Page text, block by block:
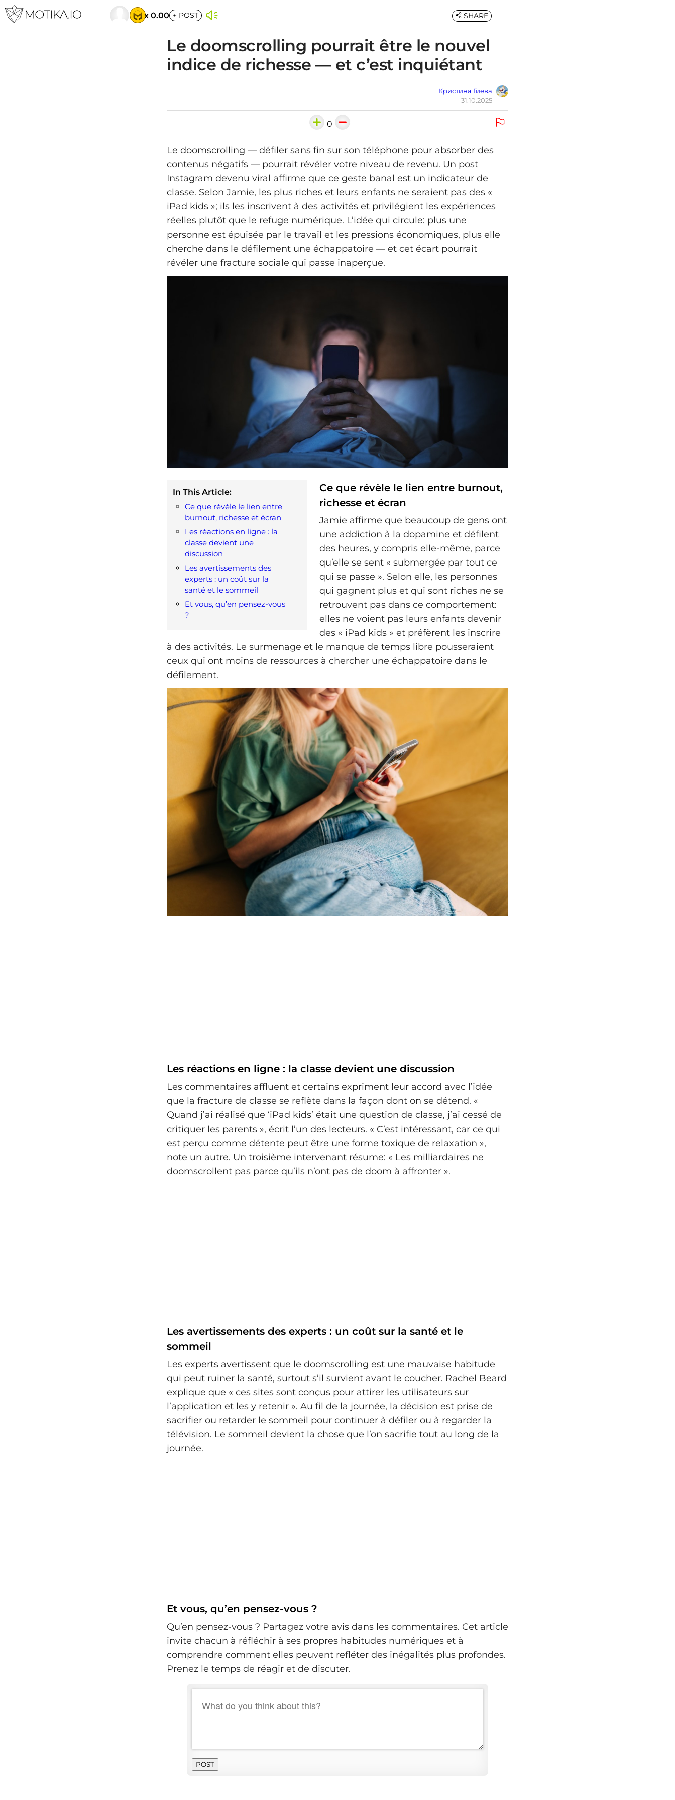
x 0.00 + POST
Le doomscrolling pourrait être le nouvel
indice de richesse — et c’est inquiétant
Кристина Гиева
31.10.2025
SHARE
0
Le doomscrolling — défiler sans fin sur son téléphone pour absorber des
contenus négatifs — pourrait révéler votre niveau de revenu. Un post
Instagram devenu viral affirme que ce geste banal est un indicateur de
classe. Selon Jamie, les plus riches et leurs enfants ne seraient pas des «
iPad kids »; ils les inscrivent à des activités et privilégient les expériences
réelles plutôt que le refuge numérique. L’idée qui circule: plus une
personne est épuisée par le travail et les pressions économiques, plus elle
cherche dans le défilement une échappatoire — et cet écart pourrait
révéler une fracture sociale qui passe inaperçue.
In This Article:
Ce que révèle le lien entre
burnout, richesse et écran
Les réactions en ligne : la
classe devient une
discussion
Les avertissements des
experts : un coût sur la
santé et le sommeil
Et vous, qu’en pensez-vous
?
Ce que révèle le lien entre burnout,
richesse et écran
Jamie affirme que beaucoup de gens ont
une addiction à la dopamine et défilent
des heures, y compris elle-même, parce
qu’elle se sent « submergée par tout ce
qui se passe ». Selon elle, les personnes
qui gagnent plus et qui sont riches ne se
retrouvent pas dans ce comportement:
elles ne voient pas leurs enfants devenir
des « iPad kids » et préfèrent les inscrire
à des activités. Le surmenage et le manque de temps libre pousseraient
ceux qui ont moins de ressources à chercher une échappatoire dans le
défilement.
Les réactions en ligne : la classe devient une discussion
Les commentaires affluent et certains expriment leur accord avec l’idée
que la fracture de classe se reflète dans la façon dont on se détend. «
Quand j’ai réalisé que ‘iPad kids’ était une question de classe, j’ai cessé de
critiquer les parents », écrit l’un des lecteurs. « C’est intéressant, car ce qui
est perçu comme détente peut être une forme toxique de relaxation »,
note un autre. Un troisième intervenant résume: « Les milliardaires ne
doomscrollent pas parce qu’ils n’ont pas de doom à affronter ».
Les avertissements des experts : un coût sur la santé et le
sommeil
Les experts avertissent que le doomscrolling est une mauvaise habitude
qui peut ruiner la santé, surtout s’il survient avant le coucher. Rachel Beard
explique que « ces sites sont conçus pour attirer les utilisateurs sur
l’application et les y retenir ». Au fil de la journée, la décision est prise de
sacrifier ou retarder le sommeil pour continuer à défiler ou à regarder la
télévision. Le sommeil devient la chose que l’on sacrifie tout au long de la
journée.
Et vous, qu’en pensez-vous ?
Qu’en pensez-vous ? Partagez votre avis dans les commentaires. Cet article
invite chacun à réfléchir à ses propres habitudes numériques et à
comprendre comment elles peuvent refléter des inégalités plus profondes.
Prenez le temps de réagir et de discuter.
POST